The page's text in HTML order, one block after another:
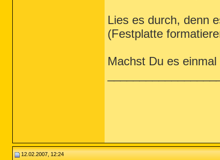
Lies es durch, denn
(Festplatte
Machst Du es
12.02.2007, 12:24